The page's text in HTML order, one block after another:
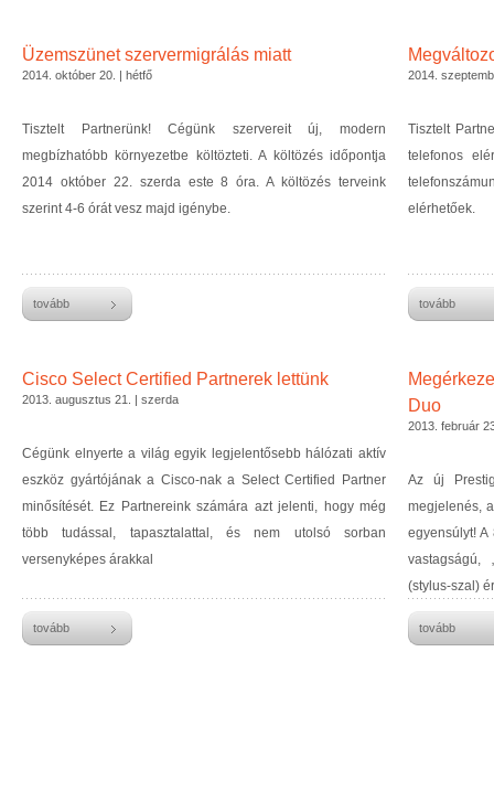
Üzemszünet szervermigrálás miatt
2014. október 20. | hétfő
Tisztelt Partnerünk! Cégünk szervereit új, modern
megbízhatóbb környezetbe költözteti. A költözés időpontja
2014 október 22. szerda este 8 óra. A költözés terveink
szerint 4-6 órát vesz majd igénybe.
tovább
2014.
Tisztelt
telefonos
elérhetőek.
tovább
Cisco Select Certified Partnerek lettünk
2013. augusztus 21. | szerda
Cégünk elnyerte a világ egyik legjelentősebb hálózati aktív
eszköz gyártójának a Cisco-nak a Select Certified Partner
minősítését. Ez Partnereink számára azt jelenti, hogy még
több tudással, tapasztalattal, és nem utolsó sorban
versenyképes árakkal
tovább
Duo
2013. február
Az új
megjelenés,
egyensúlyt! A
vastagságú,
(stylus-szal)
tovább